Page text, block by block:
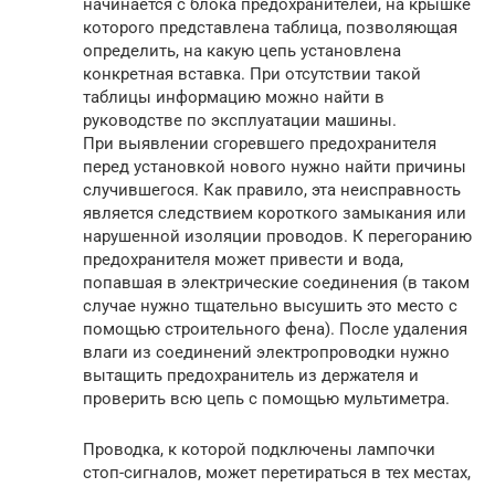
начинается с блока предохранителей, на крышке
которого представлена таблица, позволяющая
определить, на какую цепь установлена
конкретная вставка. При отсутствии такой
таблицы информацию можно найти в
руководстве по эксплуатации машины.
При выявлении сгоревшего предохранителя
перед установкой нового нужно найти причины
случившегося. Как правило, эта неисправность
является следствием короткого замыкания или
нарушенной изоляции проводов. К перегоранию
предохранителя может привести и вода,
попавшая в электрические соединения (в таком
случае нужно тщательно высушить это место с
помощью строительного фена). После удаления
влаги из соединений электропроводки нужно
вытащить предохранитель из держателя и
проверить всю цепь с помощью мультиметра.
Проводка, к которой подключены лампочки
стоп-сигналов, может перетираться в тех местах,